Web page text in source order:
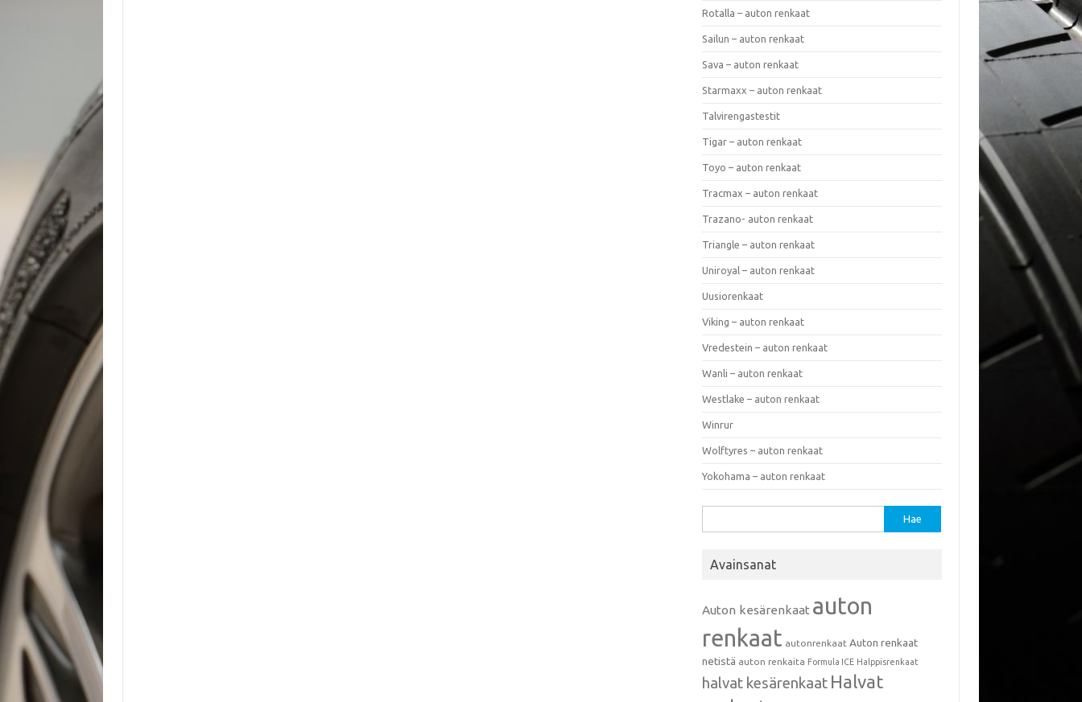
Rotalla – auton renkaat
Sailun – auton renkaat
Sava – auton renkaat
Starmaxx – auton renkaat
Talvirengastestit
Tigar – auton renkaat
Toyo – auton renkaat
Tracmax – auton renkaat
Trazano- auton renkaat
Triangle – auton renkaat
Uniroyal – auton renkaat
Uusiorenkaat
Viking – auton renkaat
Vredestein – auton renkaat
Wanli – auton renkaat
Westlake – auton renkaat
Winrur
Wolftyres – auton renkaat
Yokohama – auton renkaat
Avainsanat
Auton kesärenkaat auton
renkaat autonrenkaat Auton renkaat
netistä auton renkaita Formula ICE Halppisrenkaat
halvat kesärenkaat Halvat